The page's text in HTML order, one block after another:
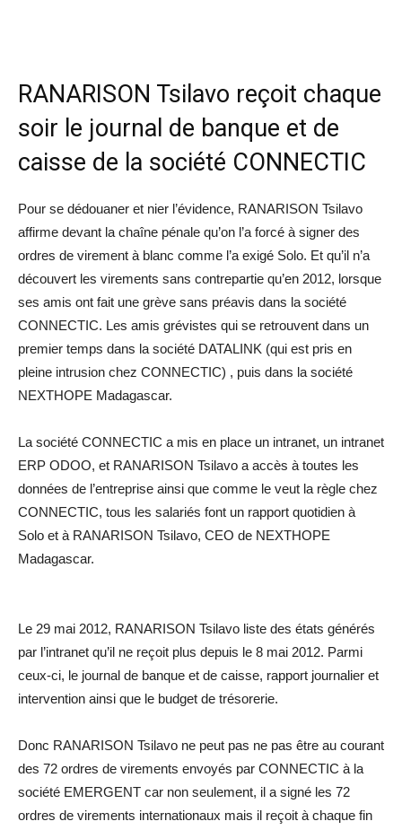
RANARISON Tsilavo reçoit chaque
soir le journal de banque et de
caisse de la société CONNECTIC
Pour se dédouaner et nier l’évidence, RANARISON Tsilavo
affirme devant la chaîne pénale qu’on l’a forcé à signer des
ordres de virement à blanc comme l’a exigé Solo. Et qu’il n’a
découvert les virements sans contrepartie qu’en 2012, lorsque
ses amis ont fait une grève sans préavis dans la société
CONNECTIC. Les amis grévistes qui se retrouvent dans un
premier temps dans la société DATALINK (qui est pris en
pleine intrusion chez CONNECTIC) , puis dans la société
NEXTHOPE Madagascar.
La société CONNECTIC a mis en place un intranet, un intranet
ERP ODOO, et RANARISON Tsilavo a accès à toutes les
données de l’entreprise ainsi que comme le veut la règle chez
CONNECTIC, tous les salariés font un rapport quotidien à
Solo et à RANARISON Tsilavo, CEO de NEXTHOPE
Madagascar.
Le 29 mai 2012, RANARISON Tsilavo liste des états générés
par l’intranet qu’il ne reçoit plus depuis le 8 mai 2012. Parmi
ceux-ci, le journal de banque et de caisse, rapport journalier et
intervention ainsi que le budget de trésorerie.
Donc RANARISON Tsilavo ne peut pas ne pas être au courant
des 72 ordres de virements envoyés par CONNECTIC à la
société EMERGENT car non seulement, il a signé les 72
ordres de virements internationaux mais il reçoit à chaque fin